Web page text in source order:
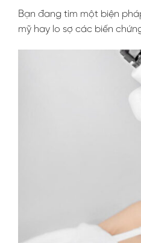
Bạn đang tìm một biện
mỹ hay lo sợ các biến